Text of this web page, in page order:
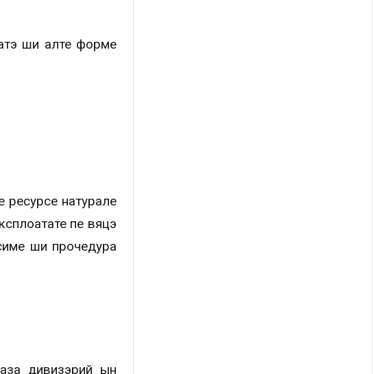
ши алте форме
ресурсе натурале
пе вяцэ
ши прочедура
дивизэрий ын